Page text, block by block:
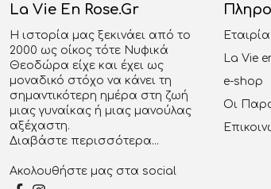
La Vie En Rose.gr
Η ιστορία μας ξεκινάει από το
2000 ως οίκος τότε Νυφικά
Θεοδώρα είχε και έχει ως
μοναδικό στόχο να κάνει τη
σημαντικότερη ημέρα στη ζωή
μιας γυναίκας ή μιας μανούλας
αξέχαστη.
Διαβάστε περισσότερα...
Ακολουθήστε μας στα social
Εταιρία
La Vie
e-shop
Οι